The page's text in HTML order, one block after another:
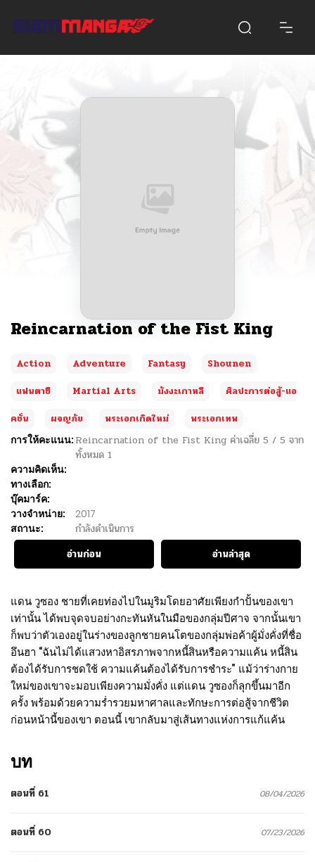
Reincarnation of the Fist King
Action Adventure Fantasy
Shounen
แฟนตาซี
Martial Arts มังงะเกาหลี
ศิลปะการต่อสู้-แอ
คชั่น
ผจญภัย พระเอกเกิดใหม่
พระเอกเทพ
การให้คะแนน: Reincarnation of the Fist King ค่าเฉลี่ย 5 / 5 จาก
ทั้งหมด 1
ความคิดเห็น:
ทางเลือก:
บุ๊คมาร์ค:
วางจำหน่าย:
2017
สถานะ:
กำลังดำเนินการ
อ่านก่อน
อ่านล่าสุด
แดน วูซอง ชายที่เคยท่องไปในมูริมโดยอาศัยเพียงกำปั้นของเขา
เท่านั้น ได้พบจุดจบอย่างกะทันหันในมือของกลุ่มปีศาจ จากนั้นเขา
ก็พบว่าตัวเองอยู่ในร่างของลูกชายคนโตของกลุ่มพ่อค้าผู้มั่งคั่งที่ชื่อ
อึนฮา “ฉันไม่ได้แสวงหาอิสรภาพจากหนี้สินหรือความแค้น หนี้สิน
ต้องได้รับการชดใช้ ความแค้นต้องได้รับการชำระ” แม้ว่าร่างกาย
ใหม่ของเขาจะมอบเพียงความมั่งคั่ง แต่แดน วูซองก็ลุกขึ้นมาอีก
ครั้ง พร้อมด้วยความร่ำรวยมหาศาลและทักษะการต่อสู้จากชีวิต
ก่อนหน้านี้ของเขา ตอนนี้ เขากลับมาสู่เส้นทางแห่งการแก้แค้น
บท
ตอนที่ 61 08/04/2026
ตอนที่ 60 07/23/2026